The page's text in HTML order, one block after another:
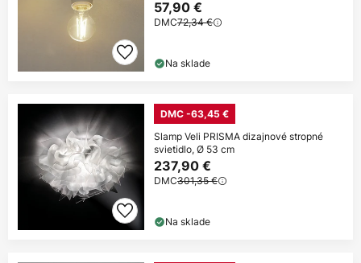
57,90 €
DMC72,34 €
Na sklade
DMC -63,45 €
Slamp Veli PRISMA dizajnové stropné
svietidlo, Ø 53 cm
237,90 €
DMC301,35 €
Na sklade